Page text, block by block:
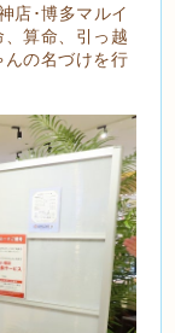
店･博多マルイ
算命、引っ越
んの名づけを行